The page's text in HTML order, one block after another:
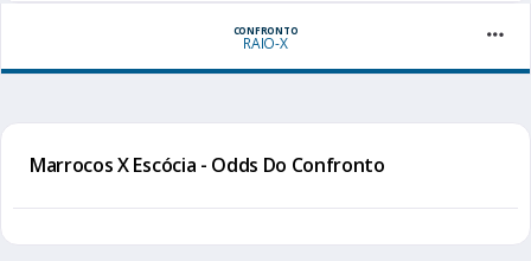
MAIS ESPORTESCONFRONTO
RAIO-X
Marrocos X Escócia - Odds Do Confronto